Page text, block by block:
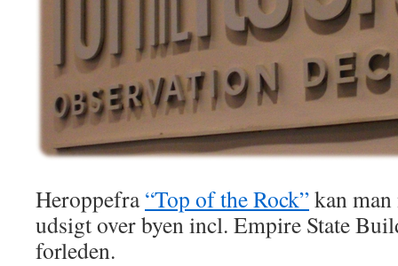
Heroppefra“Top of the Rock”kan
udsigt over byen incl. Empire State
forleden.